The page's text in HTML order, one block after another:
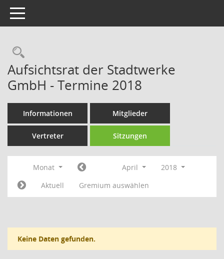
Toggle navigation
Rechercheauswahl
Aufsichtsrat der Stadtwerke
GmbH - Termine 2018
Informationen Mitglieder
Vertreter Sitzungen
Monat April
2018
Aktuell
Gremium auswählen
Keine Daten gefunden.